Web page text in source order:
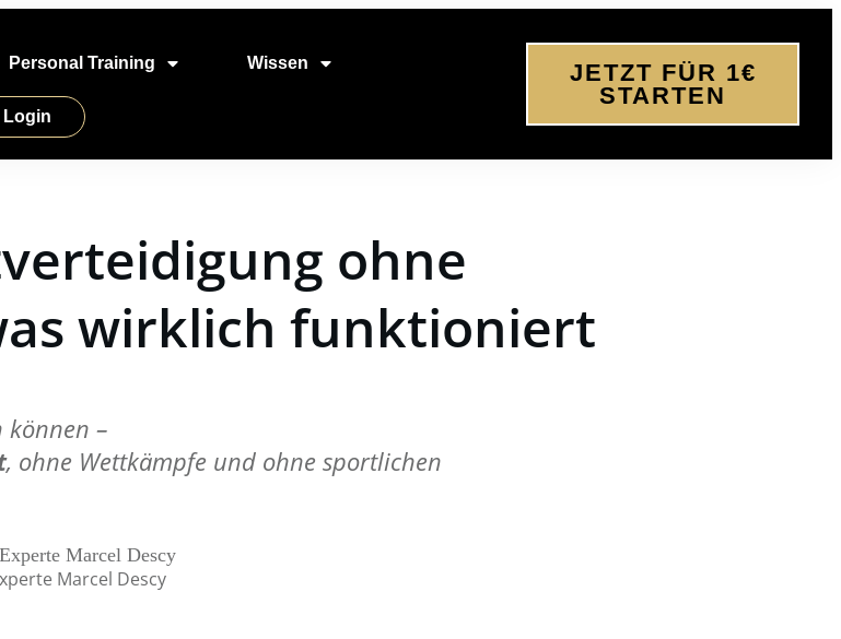
Personal Training Wissen
Login
JETZT FÜR 1€
STARTEN
ohne
wirklich funktioniert
können –
, ohne Wettkämpfe und ohne sportlichen
Marcel Descy